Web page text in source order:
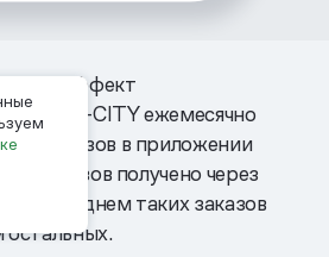
эффект
в ТОКИО-CITY ежемесячно
заказов в приложении
заказов получено через
В среднем таких заказов
остальных.